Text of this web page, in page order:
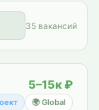
35 вакансий
5–15к ₽
🌍 Global